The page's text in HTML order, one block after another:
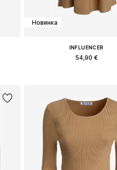
Новинка
INFLUENCER
54,90 €